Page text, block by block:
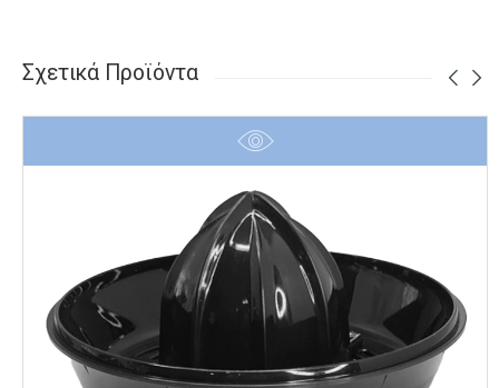
Σχετικά Προϊόντα